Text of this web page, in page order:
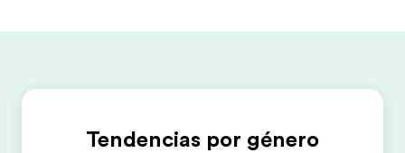
Tendencias por género